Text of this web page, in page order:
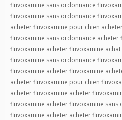
fluvoxamine sans ordonnance
fluvoxamine sans ordonnance
acheter fluvoxamine pour chien
fluvoxamine sans ordonnance acheter
fluvoxamine acheter fluvoxamine achat
fluvoxamine sans ordonnance
fluvoxamine acheter fluvoxamine
acheter fluvoxamine pour chien
acheter fluvoxamine acheter
fluvoxamine acheter fluvoxamine sans
fluvoxamine acheter acheter